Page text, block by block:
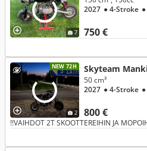
7 750 €
2027 ● 4-Stroke
NEW 72H
2
Skyteam
800 €
50 cm³
2027 ● 4-Stroke
!!VAIHDOT 2T SKOOTTEREIHIN JA